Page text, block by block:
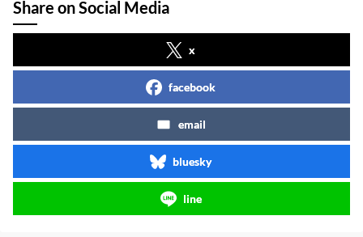
Share on Social Media
x
facebook
email
bluesky
line